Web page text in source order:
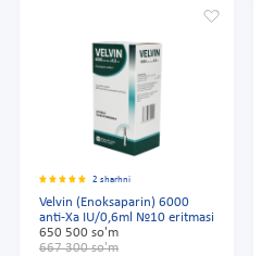
2 sharhni
Velvin (Enoksaparin) 6000
anti-Xa IU/0,6ml №10 eritmasi
650 500 so'm
667 300 so'm